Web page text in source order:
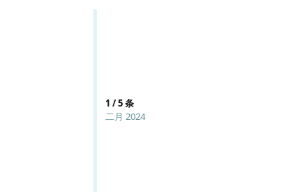
1 /5条
二月 2024